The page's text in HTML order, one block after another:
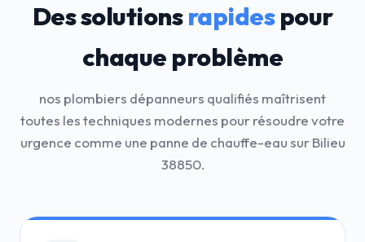
Des solutionsrapidespour
chaque problème
nos plombiers dépanneurs qualifiés maîtrisent
toutes les techniques modernes pour résoudre votre
urgence comme une panne de chauffe-eau sur Bilieu
38850.